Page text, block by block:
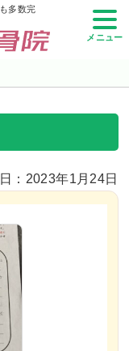
多数完
メニュー
：2023年1月24日